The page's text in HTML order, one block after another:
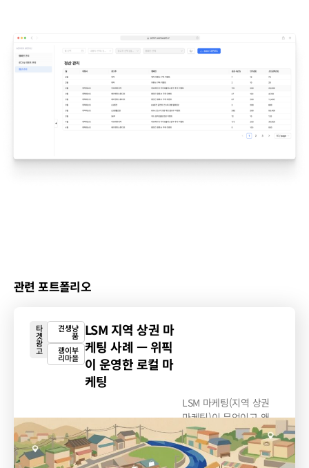
관련 포트폴리오
타
겟
광
고
견생냥
품
괭이부
리마을
LSM 지역 상권 마
케팅 사례 — 위픽
이 운영한 로컬 마
케팅
LSM 마케팅(지역 상권
마케팅)이 무엇이고 왜
필요한지, 위픽이...